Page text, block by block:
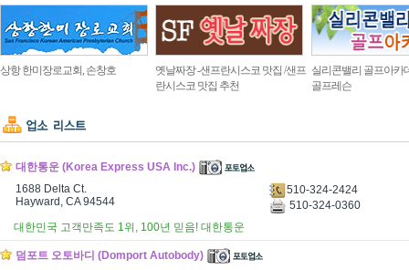
상항 한미장로교회, 손창호
옛날짜장 -샌프란시스코 맛집 /샌프
란시스코 맛집 추천
실리콘밸리 골프아카
골프레슨
대한통운 (Korea Express USA Inc.)
1688 Delta Ct.
Hayward, CA 94544
510-324-2424
510-324-0360
대한민국 고객만족도 1위, 100년 믿음! 대한통운
덤포트 오토바디 (Domport Autobody)